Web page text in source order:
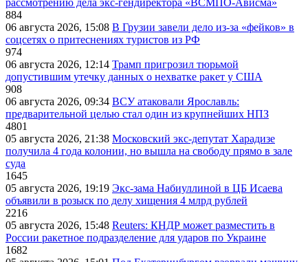
рассмотрению дела экс-гендиректора «ВСМПО-Ависма»
884
06 августа 2026, 15:08 В Грузии завели дело из-за «фейков» в
соцсетях о притеснениях туристов из РФ
974
06 августа 2026, 12:14 Трамп пригрозил тюрьмой
допустившим утечку данных о нехватке ракет у США
908
06 августа 2026, 09:34 ВСУ атаковали Ярославль:
предварительной целью стал один из крупнейших НПЗ
4801
05 августа 2026, 21:38 Московский экс-депутат Харадизе
получила 4 года колонии, но вышла на свободу прямо в зале
суда
1645
05 августа 2026, 19:19 Экс-зама Набиуллиной в ЦБ Исаева
объявили в розыск по делу хищения 4 млрд рублей
2216
05 августа 2026, 15:48 Reuters: КНДР может разместить в
России ракетное подразделение для ударов по Украине
1682